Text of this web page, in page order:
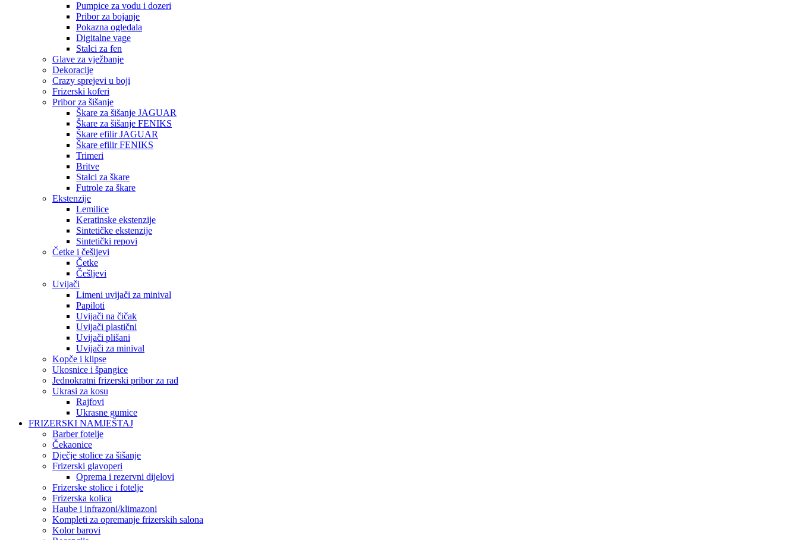
Pumpice za vodu i dozeri
Pribor za bojanje
Pokazna ogledala
Digitalne vage
Stalci za fen
Glave za vježbanje
Dekoracije
Crazy sprejevi u boji
Frizerski koferi
Pribor za šišanje
Škare za šišanje JAGUAR
Škare za šišanje FENIKS
Škare efilir JAGUAR
Škare efilir FENIKS
Trimeri
Britve
Stalci za škare
Futrole za škare
Ekstenzije
Lemilice
Keratinske ekstenzije
Sintetičke ekstenzije
Sintetički repovi
Četke i češljevi
Četke
Češljevi
Uvijači
Limeni uvijači za minival
Papiloti
Uvijači na čičak
Uvijači plastični
Uvijači plišani
Uvijači za minival
Kopče i klipse
Ukosnice i špangice
Jednokratni frizerski pribor za rad
Ukrasi za kosu
Rajfovi
Ukrasne gumice
FRIZERSKI NAMJEŠTAJ
Barber fotelje
Čekaonice
Dječje stolice za šišanje
Frizerski glavoperi
Oprema i rezervni dijelovi
Frizerske stolice i fotelje
Frizerska kolica
Haube i infrazoni/klimazoni
Kompleti za opremanje frizerskih salona
Kolor barovi